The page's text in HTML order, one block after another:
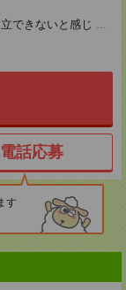
できないと感じ ...
電話応募
す